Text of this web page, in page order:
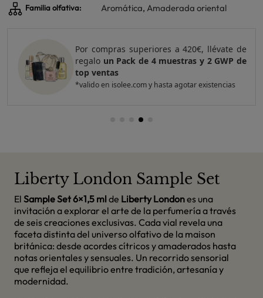
Familia olfativa: Aromática, Amaderada oriental
Por compras superiores a 420€, llévate de
regalo un Pack de 4 muestras y 2 GWP de
top ventas
*valido en isolee.com y hasta agotar existencias
Liberty London Sample Set
El Sample Set 6×1,5 ml de Liberty Londones una
invitación a explorar el arte de la perfumería a través
de seis creaciones exclusivas. Cada vial revela una
faceta distinta del universo olfativo de la maison
británica: desde acordes cítricos y amaderados hasta
notas orientales y sensuales. Un recorrido sensorial
que refleja el equilibrio entre tradición, artesanía y
modernidad.